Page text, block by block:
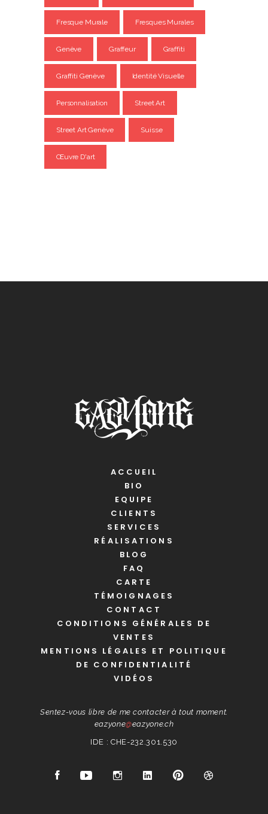
Fresque Murale Fresques Murales
Genève Graffeur Graffiti
Graffiti Genève Identité Visuelle
Personnalisation Street Art
Street Art Genève Suisse
Œuvre D'art
ACCUEIL
BIO
EQUIPE
CLIENTS
SERVICES
RÉALISATIONS
BLOG
FAQ
CARTE
TÉMOIGNAGES
CONTACT
CONDITIONS GÉNÉRALES DE
VENTES
MENTIONS LÉGALES ET POLITIQUE
DE CONFIDENTIALITÉ
VIDÉOS
Sentez-vous libre de me contacter à tout moment.
eazyone@eazyone.ch
IDE : CHE-232.301.530